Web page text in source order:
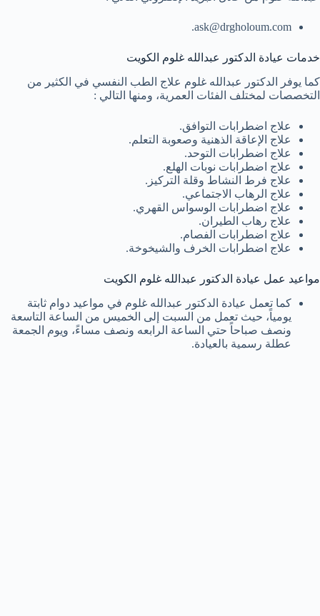
ask@drgholoum.com
.
خدمات عيادة الدكتور عبدالله غلوم الكويت
كما يوفر الدكتور عبدالله غلوم علاج الطب النفسي في الكثير من
التخصصات لمختلف الفئات العمرية، ومنها التالي :
علاج اضطرابات التوافق.
علاج الإعاقة الذهنية وصعوبة التعلم.
علاج اضطرابات التوحد.
علاج اضطرابات نوبات الهلع.
علاج فرط النشاط وقلة التركيز.
علاج الرهاب الاجتماعي.
علاج اضطرابات الوسواس القهري.
علاج رهاب الطيران.
علاج اضطرابات الفصام.
علاج اضطرابات الخرف والشيخوخة.
مواعيد عمل عيادة الدكتور عبدالله غلوم الكويت
كما تعمل عيادة الدكتور عبدالله غلوم في مواعيد دوام ثابتة
يومياً، حيث تعمل من السبت إلى الخميس من الساعة التاسعة
ونصف صباحاً حتي الساعة الرابعه ونصف مساءً، ويوم الجمعة
عطلة رسمية بالعيادة.